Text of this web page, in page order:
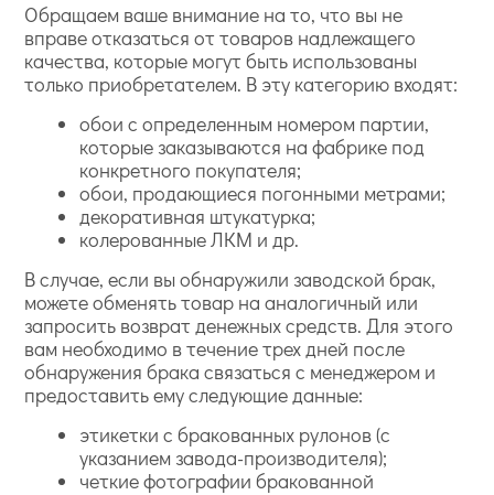
Обращаем ваше внимание на то, что вы не
вправе отказаться от товаров надлежащего
качества, которые могут быть использованы
только приобретателем. В эту категорию входят:
обои с определенным номером партии,
которые заказываются на фабрике под
конкретного покупателя;
обои, продающиеся погонными метрами;
декоративная штукатурка;
колерованные ЛКМ и др.
В случае, если вы обнаружили заводской брак,
можете обменять товар на аналогичный или
запросить возврат денежных средств. Для этого
вам необходимо в течение трех дней после
обнаружения брака связаться с менеджером и
предоставить ему следующие данные:
этикетки с бракованных рулонов (с
указанием завода-производителя);
четкие фотографии бракованной